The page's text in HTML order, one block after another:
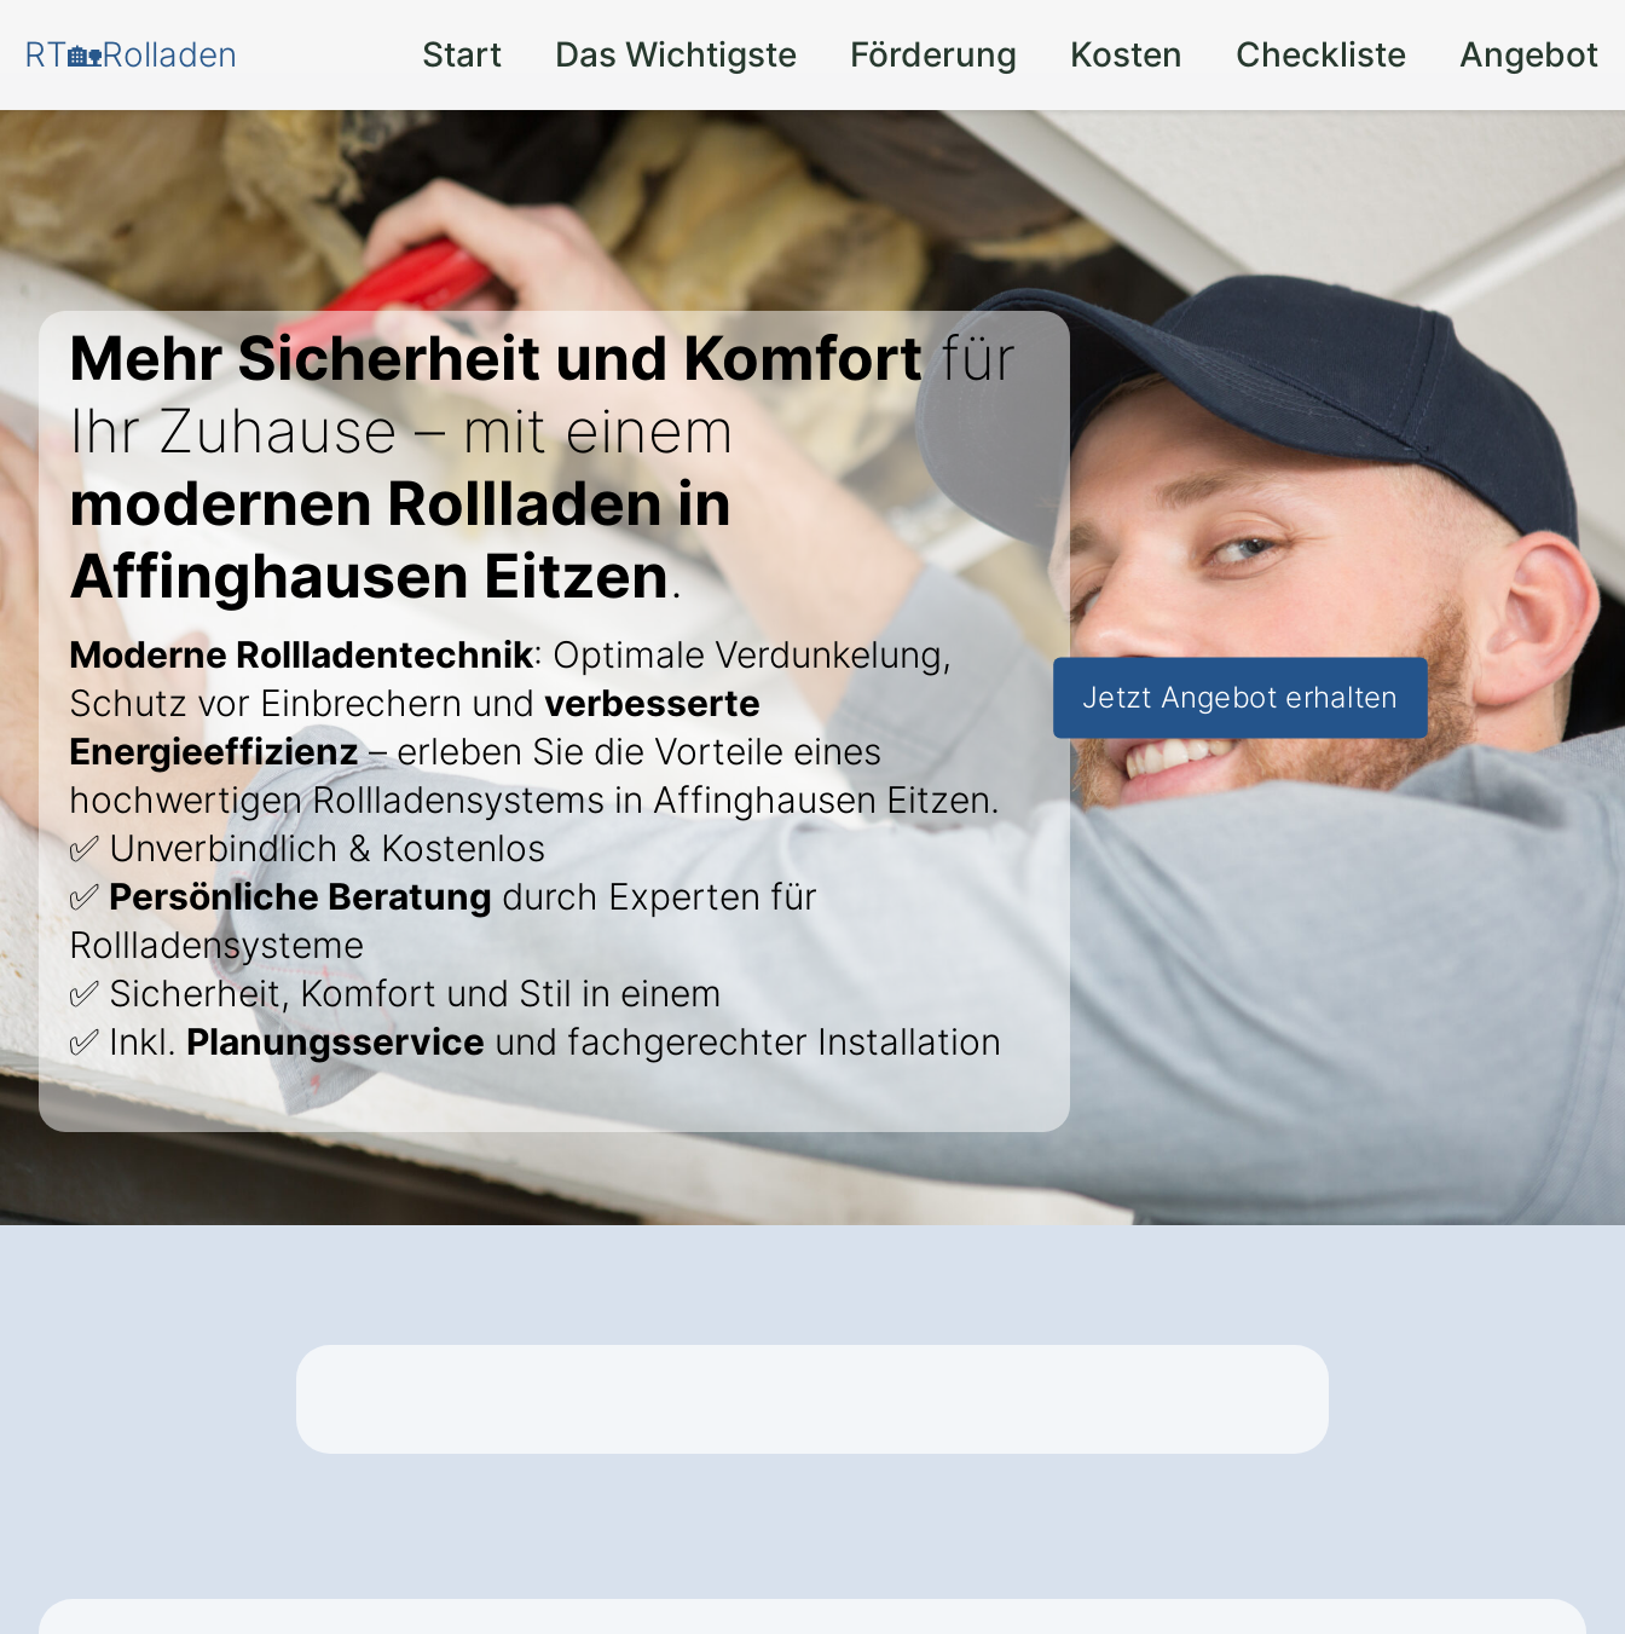
RT🏡Rolladen Start Das Wichtigste Förderung Kosten Checkliste Angebot
Mehr Sicherheit und Komfortfür
Ihr Zuhause – mit einem
modernen Rollladen in
Affinghausen Eitzen.
Moderne Rollladentechnik: Optimale Verdunkelung,
Schutz vor Einbrechern und verbesserte
Energieeffizienz– erleben Sie die Vorteile eines
hochwertigen Rollladensystems in Affinghausen Eitzen.
✅ Unverbindlich & Kostenlos
✅ Persönliche Beratung durch Experten für
Rollladensysteme
✅ Sicherheit, Komfort und Stil in einem
✅ Inkl. Planungsservice und fachgerechter Installation
Jetzt Angebot erhalten